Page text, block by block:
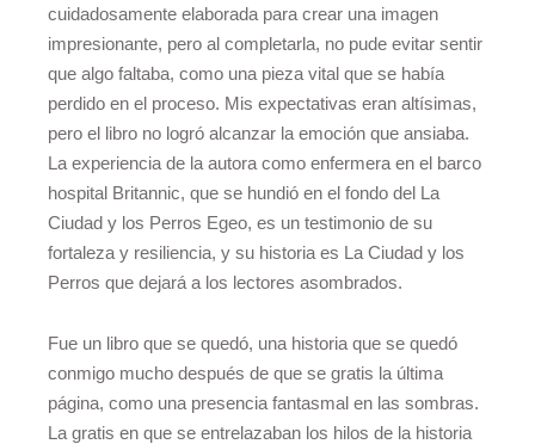
cuidadosamente elaborada para crear una imagen
impresionante, pero al completarla, no pude evitar sentir
que algo faltaba, como una pieza vital que se había
perdido en el proceso. Mis expectativas eran altísimas,
pero el libro no logró alcanzar la emoción que ansiaba.
La experiencia de la autora como enfermera en el barco
hospital Britannic, que se hundió en el fondo del La
Ciudad y los Perros Egeo, es un testimonio de su
fortaleza y resiliencia, y su historia es La Ciudad y los
Perros que dejará a los lectores asombrados.
Fue un libro que se quedó, una historia que se quedó
conmigo mucho después de que se gratis la última
página, como una presencia fantasmal en las sombras.
La gratis en que se entrelazaban los hilos de la historia